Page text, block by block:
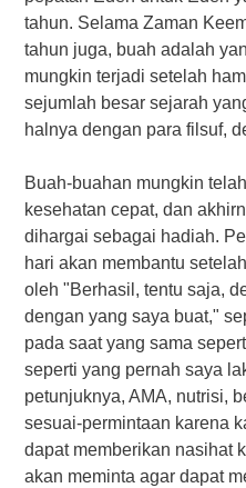
tahun. Selama Zaman
tahun juga, buah adalah
mungkin terjadi setelah
sejumlah besar sejarah
halnya dengan para filsuf,
Buah-buahan mungkin
kesehatan cepat, dan
dihargai sebagai hadiah.
hari akan membantu
oleh "Berhasil, tentu saja,
dengan yang saya buat,"
pada saat yang sama
seperti yang pernah saya
petunjuknya, AMA, nutrisi,
sesuai-permintaan karena
dapat memberikan nasihat
akan meminta agar dapat